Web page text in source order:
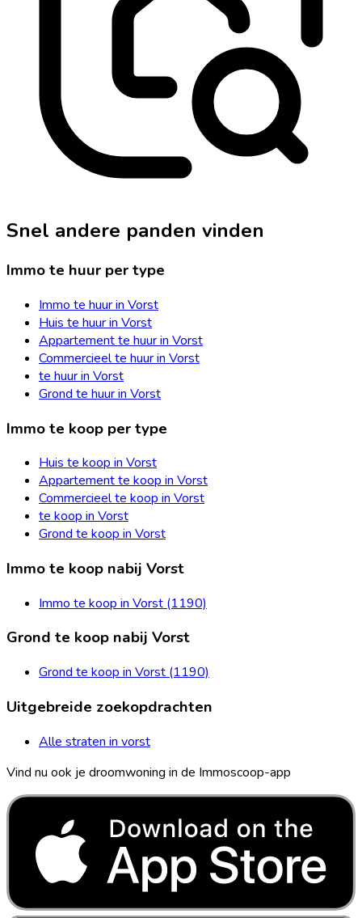
Snel andere panden vinden
Immo te huur per type
Immo te huur in Vorst
Huis te huur in Vorst
Appartement te huur in Vorst
Commercieel te huur in Vorst
te huur in Vorst
Grond te huur in Vorst
Immo te koop per type
Huis te koop in Vorst
Appartement te koop in Vorst
Commercieel te koop in Vorst
te koop in Vorst
Grond te koop in Vorst
Immo te koop nabij Vorst
Immo te koop in Vorst (1190)
Grond te koop nabij Vorst
Grond te koop in Vorst (1190)
Uitgebreide zoekopdrachten
Alle straten in vorst
Vind nu ook je droomwoning in de Immoscoop-app